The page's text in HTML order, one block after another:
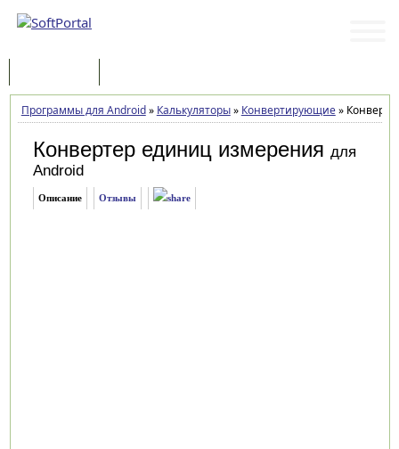
Программы для Android» Калькуляторы» Конвертирующие»
Конвертер единиц измерения для
Android
Описание Отзывы